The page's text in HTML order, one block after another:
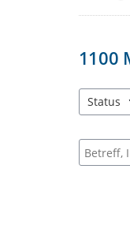
1100
Status
Suche